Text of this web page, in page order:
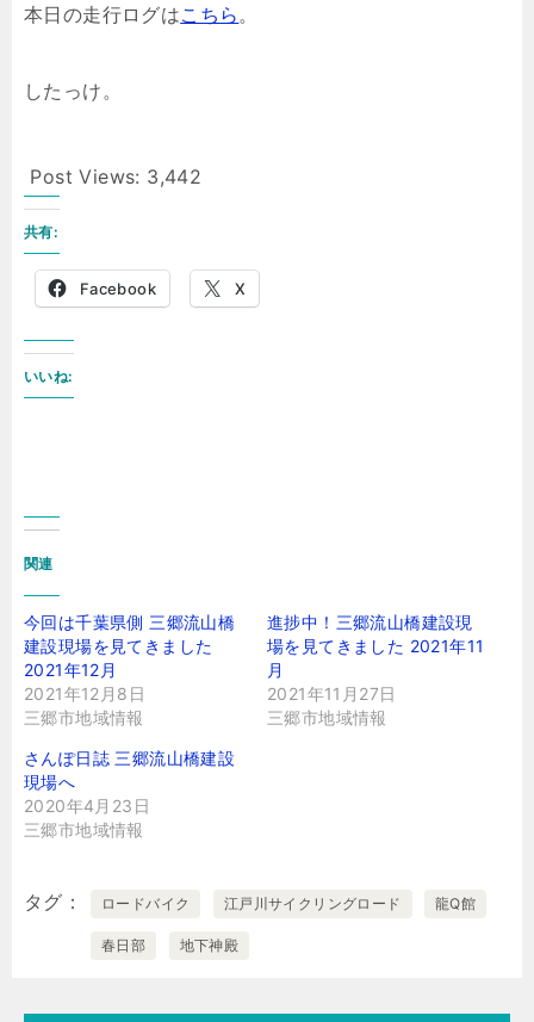
本日の走行ログはこちら 。
したっけ。
Post Views: 3,442
共有:
Facebook X
いいね:
関連
今回は千葉県側 三郷流山橋
建設現場を見てきました
2021年12月
2021年12月8日
三郷市地域情報
進捗中！三郷流山橋建設現
場を見てきました 2021年11
月
2021年11月27日
三郷市地域情報
さんぽ日誌 三郷流山橋建設
現場へ
2020年4月23日
三郷市地域情報
タグ ロードバイク 江戸川サイクリングロード 龍Q館
春日部 地下神殿